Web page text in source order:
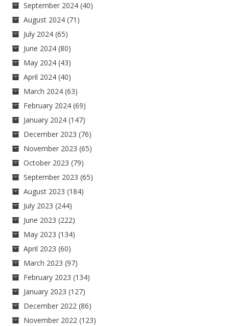
September 2024 (40)
August 2024 (71)
July 2024 (65)
June 2024 (80)
May 2024 (43)
April 2024 (40)
March 2024 (63)
February 2024 (69)
January 2024 (147)
December 2023 (76)
November 2023 (65)
October 2023 (79)
September 2023 (65)
August 2023 (184)
July 2023 (244)
June 2023 (222)
May 2023 (134)
April 2023 (60)
March 2023 (97)
February 2023 (134)
January 2023 (127)
December 2022 (86)
November 2022 (123)